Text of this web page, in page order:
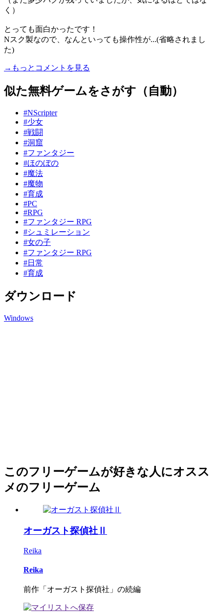
く）
とっても面白かったです！
Nスク製なので、なんといっても操作性が...(省略されまし
た)
→もっとコメントを見る
似た無料ゲームをさがす（自動）
#NScripter
#少女
#戦闘
#洞窟
#ファンタジー
#ほのぼの
#魔法
#魔物
#育成
#PC
#RPG
#ファンタジー RPG
#シュミレーション
#女の子
#ファンタジー RPG
#日常
#育成
ダウンロード
Windows
このフリーゲームが好きな人にオスス
メのフリーゲーム
オーガスト探偵社Ⅱ
Reika
Reika
前作「オーガスト探偵社」の続編